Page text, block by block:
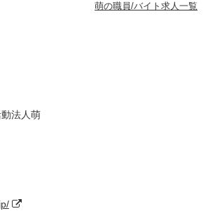
萌の職員/バイト求人一覧
法人萌